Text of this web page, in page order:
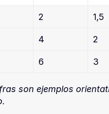
2 1,5
4 2
6 3
son ejemplos